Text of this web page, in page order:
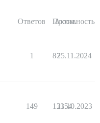
Ответов Просм.
Активность
1 8725.11.2024
149 13354
21.10.2023